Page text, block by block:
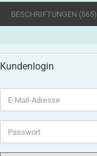
BESCHRIFTUNGEN (565)
Kundenlogin